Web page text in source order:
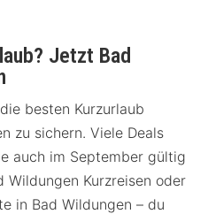
Jetzt Bad
besten Kurzurlaub
zu sichern. Viele Deals
auch im September gültig
Wildungen Kurzreisen oder
in Bad Wildungen – du